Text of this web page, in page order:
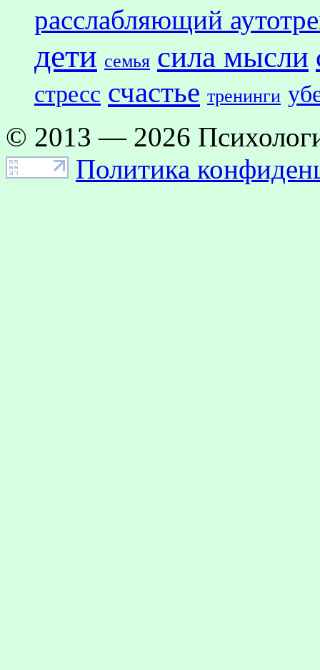
расслабляющий
дети семья сила мысли
стресс счастье тренинги
© 2013 — 2026
Политика